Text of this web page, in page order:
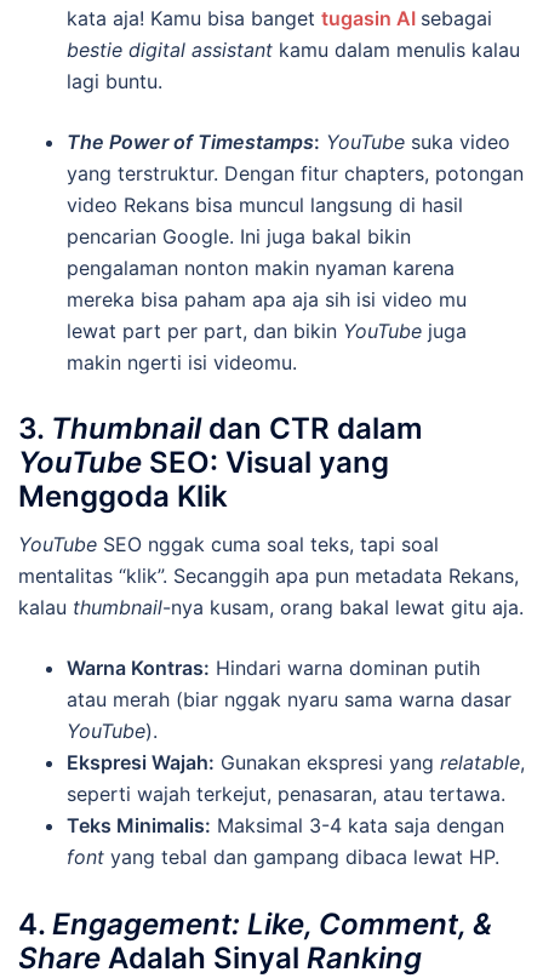
kata aja! Kamu bisa banget tugasin AI sebagai
bestie digital assistant kamu dalam menulis kalau
lagi buntu.
The Power of Timestamps: YouTube suka video
yang terstruktur. Dengan fitur chapters, potongan
video Rekans bisa muncul langsung di hasil
pencarian Google. Ini juga bakal bikin
pengalaman nonton makin nyaman karena
mereka bisa paham apa aja sih isi video mu
lewat part per part, dan bikin YouTube juga
makin ngerti isi videomu.
3. Thumbnaildan CTR dalam
YouTube SEO: Visual yang
Menggoda Klik
YouTube SEO nggak cuma soal teks, tapi soal
mentalitas “klik”. Secanggih apa pun metadata Rekans,
kalau thumbnail-nya kusam, orang bakal lewat gitu aja.
Warna Kontras: Hindari warna dominan putih
atau merah (biar nggak nyaru sama warna dasar
YouTube).
Ekspresi Wajah: Gunakan ekspresi yang relatable,
seperti wajah terkejut, penasaran, atau tertawa.
Teks Minimalis: Maksimal 3-4 kata saja dengan
font yang tebal dan gampang dibaca lewat HP.
4. Engagement: Like, Comment, &
Share Adalah Sinyal Ranking